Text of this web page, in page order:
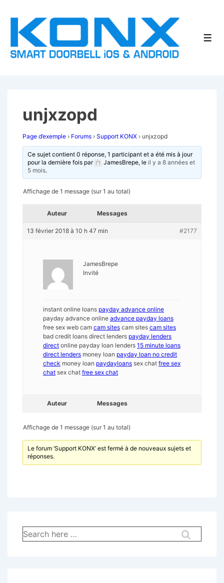
passer
contenu
unjxzopd
Page d’exemple › Forums › Support KONX › unjxzopd
Ce sujet contient 0 réponse, 1 participant et a été mis à jour
pour la dernière fois par
JamesBrepe, leil y a 8 années et
5 mois.
Affichage de 1 message (sur 1 au total)
Auteur Messages
13 février 2018 à 10 h 47 min #2177
JamesBrepe
Invité
instant online loans payday advance online
payday advance online advance payday loans
free sex web cam cam sites cam sites cam sites
bad credit loans direct lenders payday lenders
direct online payday loan lenders 15 minute loans
direct lenders money loan payday loan no credit
check money loan paydayloans sex chat free sex
chat sex chat free sex chat
Auteur Messages
Affichage de 1 message (sur 1 au total)
Le forum ‘Support KONX’ est fermé à de nouveaux sujets et
réponses.
Recherche
pour: